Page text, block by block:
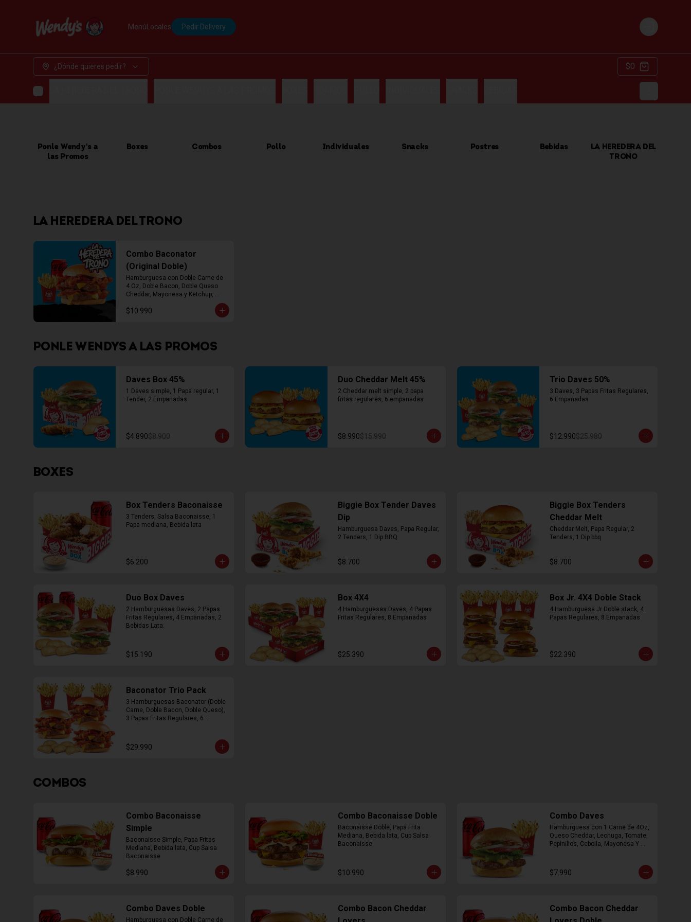
Menú Locales Pedir Delivery
Login
¿Dónde quieres pedir? $0
Ponle Wendy's a
las Promos
Boxes Combos Pollo Individuales Snacks Postres Bebidas
LA HEREDERA DEL
TRONO
LA HEREDERA DEL TRONO
Combo Baconator
(Original Doble)
Hamburguesa con Doble Carne de
4 Oz, Doble Bacon, Doble Queso
Cheddar, Mayonesa y Ketchup,
Papas Fritas Mediana, Bebida Lata
$10.990
PONLE WENDYS A LAS PROMOS
Daves Box 45%
1 Daves simple, 1 Papa regular, 1
Tender, 2 Empanadas
$4.890$8.900
Duo Cheddar Melt 45%
2 Cheddar melt simple, 2 papa
fritas regulares, 6 empanadas
$8.990$15.990
Trio Daves 50%
3 Daves, 3 Papas Fritas Regulares,
6 Empanadas
$12.990$25.980
BOXES
Box Tenders Baconaisse
3 Tenders, Salsa Baconaisse, 1
Papa mediana, Bebida lata
$6.200
Biggie Box Tender Daves
Dip
Hamburguesa Daves, Papa Regular,
2 Tenders, 1 Dip BBQ
$8.700
Biggie Box Tenders
Cheddar Melt
Cheddar Melt, Papa Regular, 2
Tenders, 1 Dip bbq
$8.700
Duo Box Daves
2 Hamburguesas Daves, 2 Papas
Fritas Regulares, 4 Empanadas, 2
Bebidas Lata.
$15.190
Box 4X4
4 Hamburguesas Daves, 4 Papas
Fritas Regulares, 8 Empanadas
$25.390
Box Jr. 4X4 Doble Stack
4 Hamburguesa Jr Doble stack, 4
Papas Regulares, 8 Empanadas
$22.390
Baconator Trio Pack
3 Hamburguesas Baconator (Doble
Carne, Doble Bacon, Doble Queso),
3 Papas Fritas Regulares, 6
$29.990
COMBOS
Combo Baconaisse
Simple
Baconaisse Simple, Papa Fritas
Mediana, Bebida lata, Cup Salsa
Baconaisse
$8.990
Combo Baconaisse Doble
Baconaisse Doble, Papa Frita
Mediana, Bebida lata, Cup Salsa
Baconaisse
$10.990
Combo Daves
Hamburguesa con 1 Carne de 4Oz,
Queso Cheddar, Lechuga, Tomate,
Pepinillos, Cebolla, Mayonesa Y
$7.990
Combo Daves Doble
Hamburguesa con Doble Carne de
Combo Bacon Cheddar
Combo Bacon Cheddar